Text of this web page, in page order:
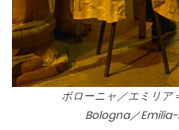
ボローニャ／エミリア
Bologna／